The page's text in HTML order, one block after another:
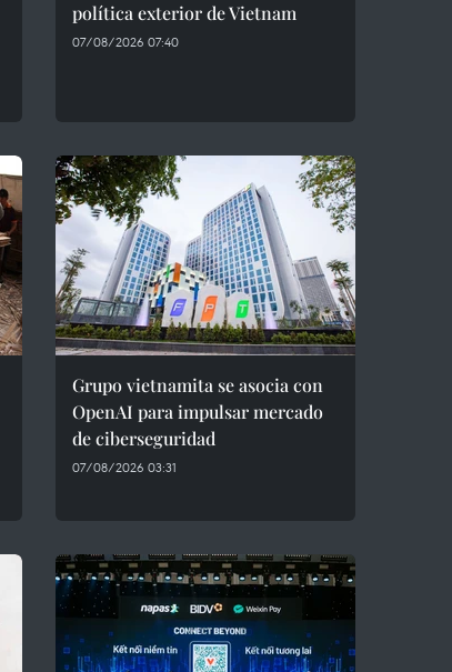
política exterior de Vietnam
07/08/2026 07:40
Grupo vietnamita se asocia con
OpenAI para impulsar mercado
de ciberseguridad
07/08/2026 03:31